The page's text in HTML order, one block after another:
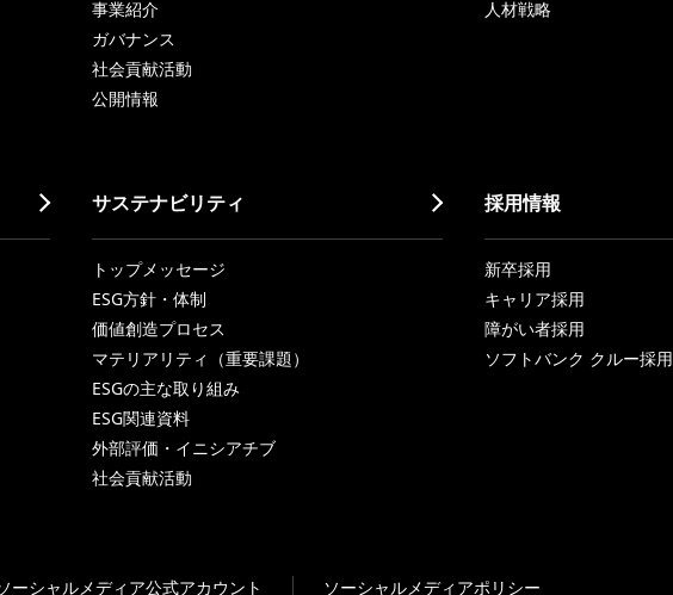
事業紹介
ガバナンス
社会貢献活動
公開情報
人材戦略
サステナビリティ
トップメッセージ
ESG方針・体制
価値創造プロセス
マテリアリティ（重要課題）
ESGの主な取り組み
ESG関連資料
外部評価・イニシアチブ
社会貢献活動
採用情報
新卒採用
キャリア採用
障がい者採用
ソフトバンク クルー採用
ーシャルメディア公式アカウント ソーシャルメディアポリシー